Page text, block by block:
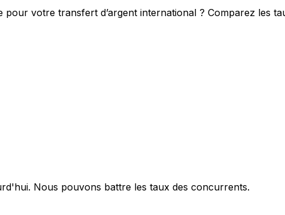
pour votre transfert d’argent international ? Comparez les
Nous pouvons battre les taux des concurrents.